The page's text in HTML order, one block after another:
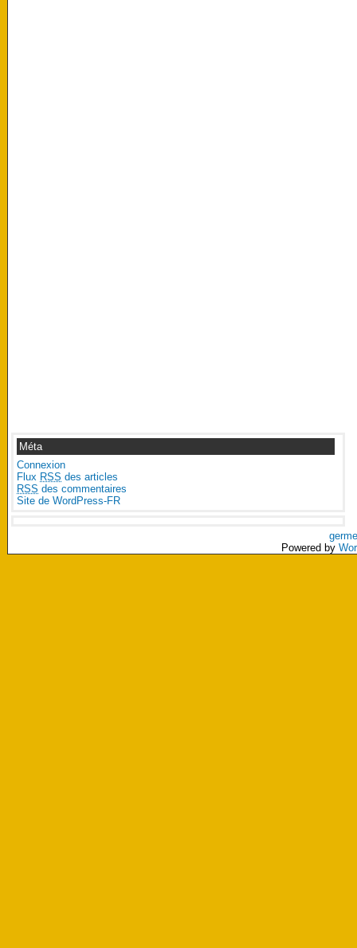
Méta
Connexion
Flux RSS des articles
RSS des commentaires
Site de WordPress-FR
Powered by